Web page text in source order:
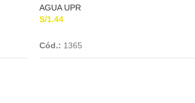
AGUA UPR
S/1.44
Cód.: 1365